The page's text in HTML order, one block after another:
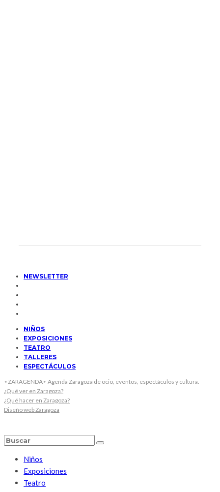
NEWSLETTER
NIÑOS
EXPOSICIONES
TEATRO
TALLERES
ESPECTÁCULOS
⋆ZARAGENDA⋆ Agenda Zaragoza de ocio, eventos, espectáculos y cultura.
¿Qué ver en Zaragoza?
¿Qué hacer en Zaragoza?
Diseño web Zaragoza
Niños
Exposiciones
Teatro